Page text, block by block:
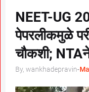
NEET-UG
पेपरलीकमुळे
चौकशी; NTAने
By, wankhadepravin-